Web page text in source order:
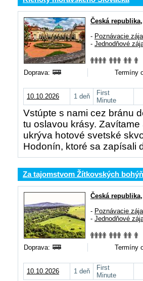
Česká republika
- Poznávacie
- Jednodňové
Doprava: Termíny
10.10.2026 1 deň
First
Minute
Vstúpte s nami cez bránu
tu oslavou krásy.
ukrýva hotové svetské
Hodonín, ktoré sa zapísali
Za tajomstvom Žítkovských bohýň
Česká republika
- Poznávacie
- Jednodňové
Doprava: Termíny
10.10.2026 1 deň
First
Minute